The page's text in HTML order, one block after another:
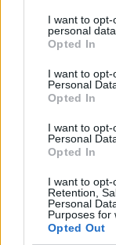
I want to
personal data.
Opted In
I want to
Personal
Opted In
I want to
Personal
Opted In
I want to opt-
Retention,
Personal
Purposes for
Opted Out
μάθετε πρώτοι